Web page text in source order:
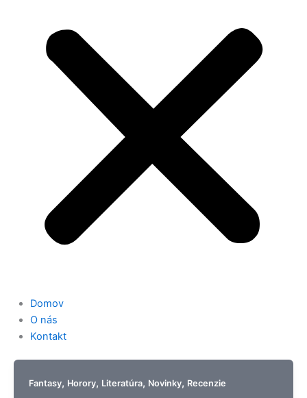
Domov
O nás
Kontakt
Fantasy, Horory, Literatúra, Novinky, Recenzie